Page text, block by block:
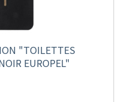
"TOILETTES
EUROPEL"